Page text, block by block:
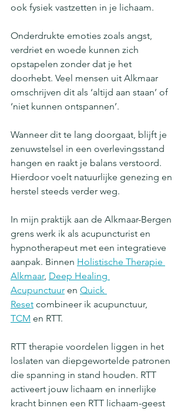
ook fysiek vastzetten in je lichaam.
Onderdrukte emoties zoals angst,
verdriet en woede kunnen zich
opstapelen zonder dat je het
doorhebt. Veel mensen uit Alkmaar
omschrijven dit als ‘altijd aan staan’ of
‘niet kunnen ontspannen’.
Wanneer dit te lang doorgaat, blijft je
zenuwstelsel in een overlevingsstand
hangen en raakt je balans verstoord.
Hierdoor voelt natuurlijke genezing en
herstel steeds verder weg.
In mijn praktijk aan de Alkmaar-Bergen
grens werk ik als acupuncturist en
hypnotherapeut met een integratieve
aanpak. Binnen Holistische Therapie
Alkmaar, Deep Healing
Acupunctuur en Quick
Reset combineer ik acupunctuur,
TCM en RTT.
RTT therapie voordelen liggen in het
loslaten van diepgewortelde patronen
die spanning in stand houden. RTT
activeert jouw lichaam en innerlijke
kracht binnen een RTT lichaam-geest